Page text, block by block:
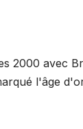
2000 avec
l'âge